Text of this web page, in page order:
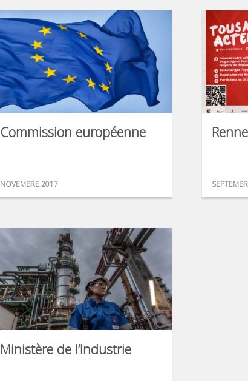
Commission européenne
NOVEMBRE 2017
Ministère de l’Industrie